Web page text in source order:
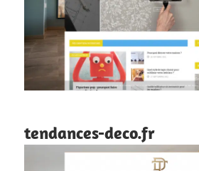
tendances-deco.fr